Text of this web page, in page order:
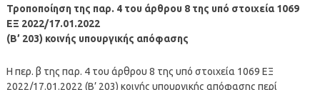
Τροποποίηση της παρ. 4 του άρθρου 8 της υπό στοιχεία 1069
ΕΞ 2022/17.01.2022
(Β’ 203) κοινής υπουργικής απόφασης
Η περ. β της παρ. 4 του άρθρου 8 της υπό στοιχεία 1069 ΕΞ
2022/17.01.2022 (Β’ 203) κοινής υπουργικής απόφασης περί